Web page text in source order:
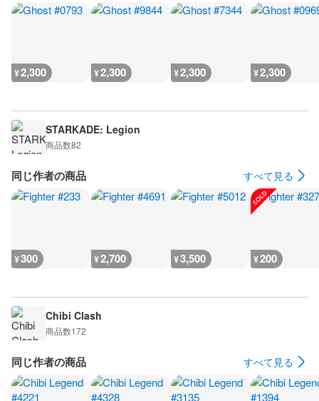
¥2,300 ¥2,300 ¥2,300 ¥2,300
STARKADE: Legion
商品数82
同じ作者の商品 すべて見る
¥300 ¥2,700 ¥3,500 ¥200
Chibi Clash
商品数172
同じ作者の商品 すべて見る